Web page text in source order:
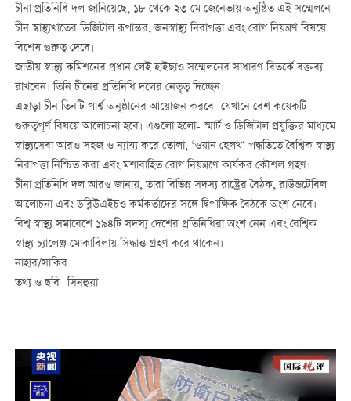
চীনা প্রতিনিধি দল জানিয়েছে, ১৮ থেকে ২৩ মে জেনেভায় অনুষ্ঠিত এই সম্মেলনে
চীন স্বাস্থ্যখাতের ডিজিটাল রূপান্তর, জনস্বাস্থ্য নিরাপত্তা এবং রোগ নিয়ন্ত্রণ বিষয়ে
বিশেষ গুরুত্ব দেবে।
জাতীয় স্বাস্থ্য কমিশনের প্রধান লেই হাইছাও সম্মেলনের সাধারণ বিতর্কে বক্তব্য
রাখবেন। তিনি চীনের প্রতিনিধি দলের নেতৃত্ব দিচ্ছেন।
এছাড়া চীন তিনটি পার্শ্ব অনুষ্ঠানের আয়োজন করবে—যেখানে বেশ কয়েকটি
গুরুত্বপূর্ণ বিষয়ে আলোচনা হবে। এগুলো হলো- স্মার্ট ও ডিজিটাল প্রযুক্তির মাধ্যমে
স্বাস্থ্যসেবা আরও সহজ ও ন্যায্য করে তোলা, ‘ওয়ান হেলথ’ পদ্ধতিতে বৈশ্বিক স্বাস্থ্য
নিরাপত্তা নিশ্চিত করা এবং মশাবাহিত রোগ নিয়ন্ত্রণে কার্যকর কৌশল গ্রহণ।
চীনা প্রতিনিধি দল আরও জানায়, তারা বিভিন্ন সদস্য রাষ্ট্রের বৈঠক, রাউন্ডটেবিল
আলোচনা এবং ডব্লিউএইচও কর্মকর্তাদের সঙ্গে দ্বিপাক্ষিক বৈঠকে অংশ নেবে।
বিশ্ব স্বাস্থ্য সমাবেশে ১৯৪টি সদস্য দেশের প্রতিনিধিরা অংশ নেন এবং বৈশ্বিক
স্বাস্থ্য চ্যালেঞ্জ মোকাবিলায় সিদ্ধান্ত গ্রহণ করে থাকেন।
নাহার/সাকিব
তথ্য ও ছবি- সিনহুয়া